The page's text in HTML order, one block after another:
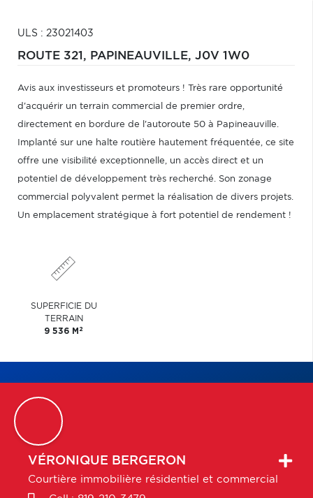
ULS : 23021403
ROUTE 321, PAPINEAUVILLE, J0V 1W0
Avis aux investisseurs et promoteurs ! Très rare opportunité
d'acquérir un terrain commercial de premier ordre,
directement en bordure de l'autoroute 50 à Papineauville.
Implanté sur une halte routière hautement fréquentée, ce site
offre une visibilité exceptionnelle, un accès direct et un
potentiel de développement très recherché. Son zonage
commercial polyvalent permet la réalisation de divers projets.
Un emplacement stratégique à fort potentiel de rendement !
SUPERFICIE DU
TERRAIN
9 536 M 2
VÉRONIQUE BERGERON
Courtière immobilière résidentiel et commercial